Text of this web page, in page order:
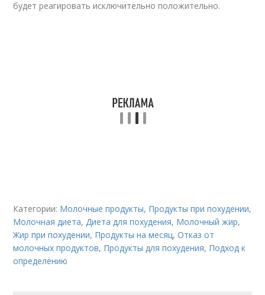
будет реагировать исключительно положительно.
Категории: Молочные продукты, Продукты при похудении,
Молочная диета,Диета для похудения, Молочный жир,
Жир при похудении, Продукты на месяц,Отказ от
молочных продуктов, Продукты для похудения, Подход к
определению